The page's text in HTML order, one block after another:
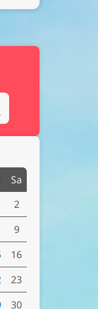
Sa
2
9
16
23
30